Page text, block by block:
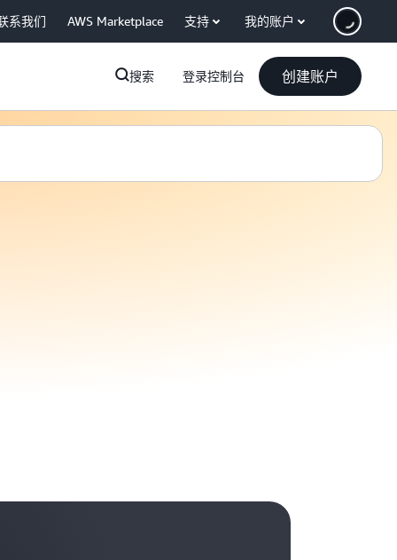
系我们 AWS Marketplace 支持 我的账户
搜索 登录控制台 创建账户